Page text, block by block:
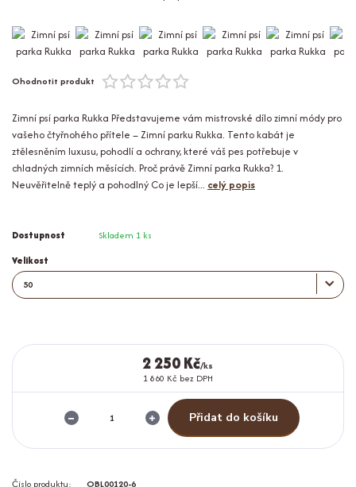
Ohodnotit produkt
Zimní psí parka Rukka Představujeme vám mistrovské dílo zimní módy pro
vašeho čtyřnohého přítele – Zimní parku Rukka. Tento kabát je
ztělesněním luxusu, pohodlí a ochrany, které váš pes potřebuje v
chladných zimních měsících. Proč právě Zimní parka Rukka? 1.
Neuvěřitelně teplý a pohodlný Co je lepší... celý popis
Dostupnost Skladem 1 ks
Velikost
2 250 Kč/ks
1 860 Kč bez DPH
Přidat do košíku
Číslo produktu:
OBL00120-6